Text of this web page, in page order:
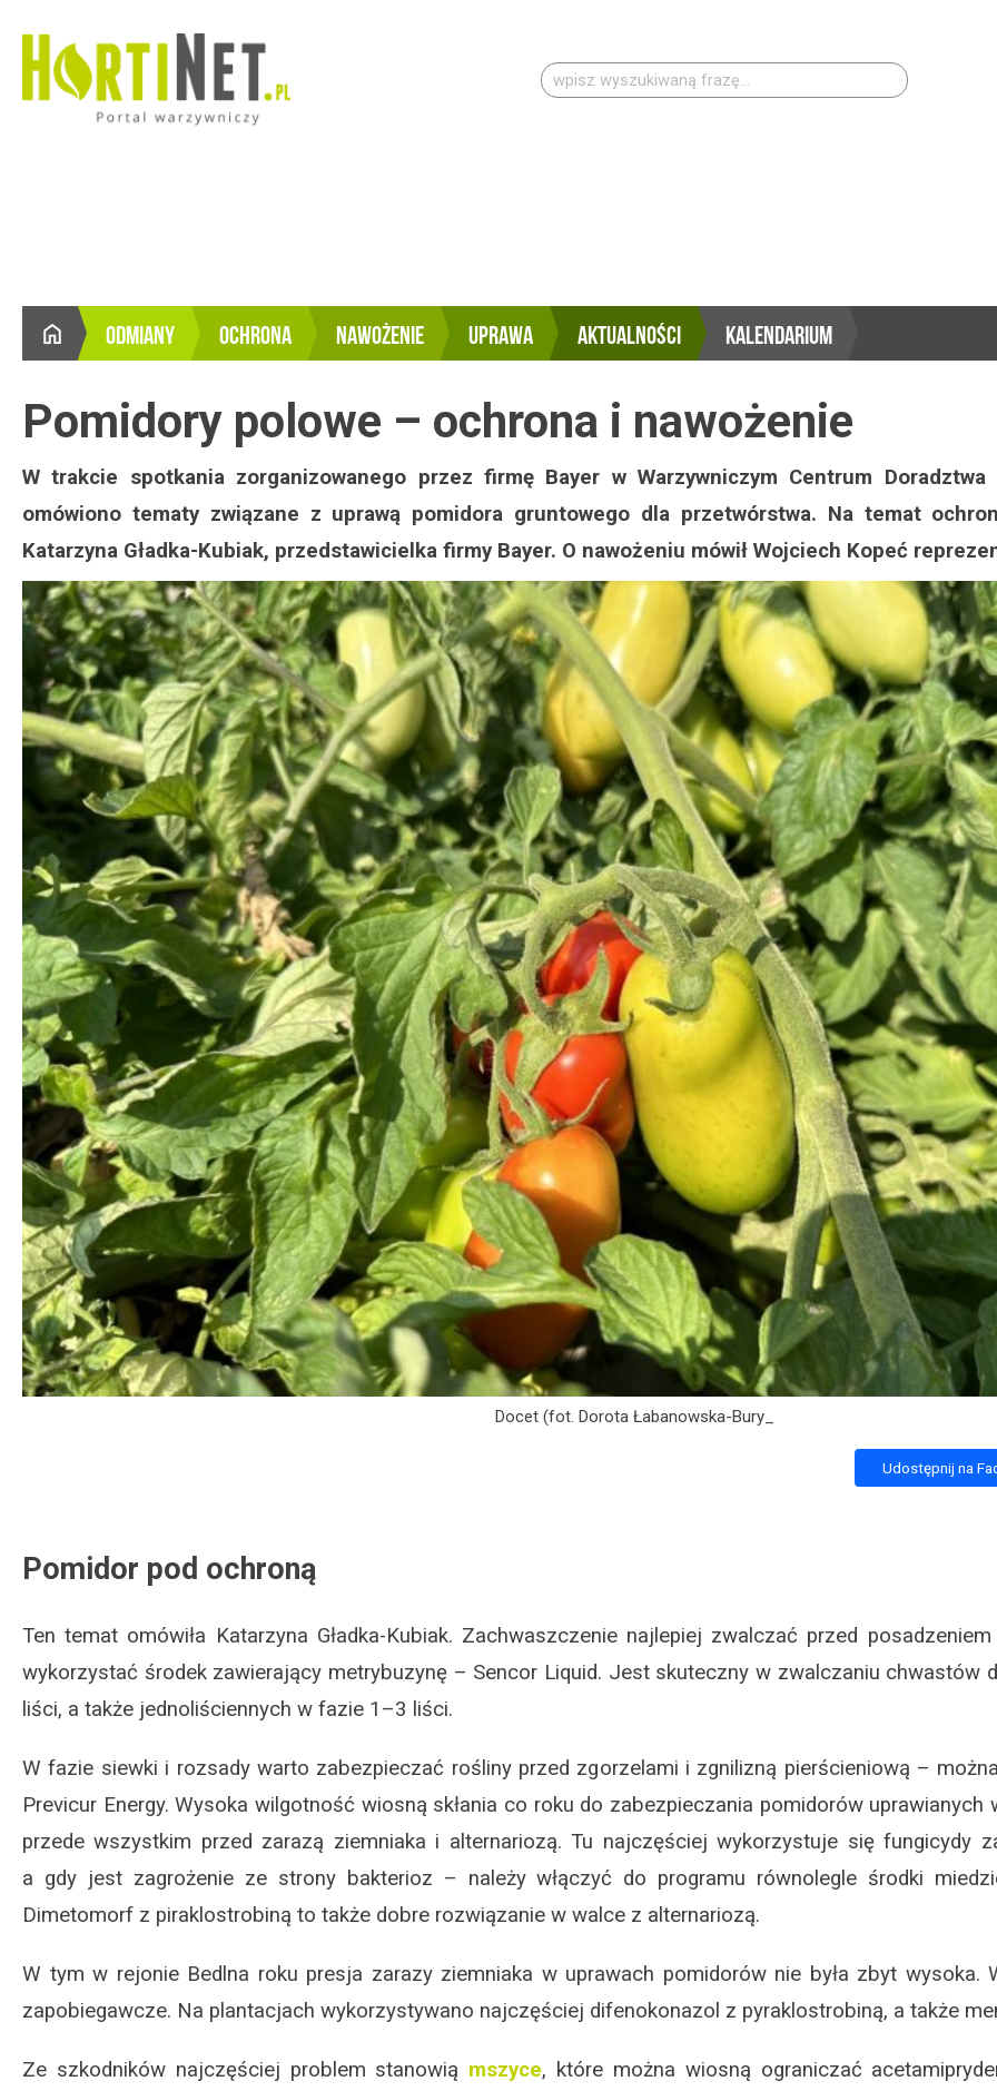
Szukaj:
STRONA
ODMIANY OCHRONA NAWOŻENIE UPRAWA AKTUALNOŚCI KALENDARIUM
Pomidory polowe – ochrona i nawożenie
W trakcie spotkania zorganizowanego przez firmę Bayer w Warzywniczym Centrum
omówiono tematy związane z uprawą pomidora gruntowego dla przetwórstwa. Na temat
Katarzyna Gładka-Kubiak, przedstawicielka firmy Bayer. O nawożeniu mówił Wojciech Kopeć
Docet (fot. Dorota Łabanowska-Bury_
Udostępnij na
Pomidor pod ochroną
Ten temat omówiła Katarzyna Gładka-Kubiak. Zachwaszczenie najlepiej zwalczać przed
wykorzystać środek zawierający metrybuzynę – Sencor Liquid. Jest skuteczny w zwalczaniu chwastów
liści, a także jednoliściennych w fazie 1–3 liści.
W fazie siewki i rozsady warto zabezpieczać rośliny przed zgorzelami i zgnilizną pierścieniową –
Previcur Energy. Wysoka wilgotność wiosną skłania co roku do zabezpieczania pomidorów uprawianych
przede wszystkim przed zarazą ziemniaka i alternariozą. Tu najczęściej wykorzystuje się fungicydy
a gdy jest zagrożenie ze strony bakterioz – należy włączyć do programu równolegle środki
Dimetomorf z piraklostrobiną to także dobre rozwiązanie w walce z alternariozą.
W tym w rejonie Bedlna roku presja zarazy ziemniaka w uprawach pomidorów nie była zbyt wysoka.
zapobiegawcze. Na plantacjach wykorzystywano najczęściej difenokonazol z pyraklostrobiną, a także
Ze szkodników najczęściej problem stanowią mszyce, które można wiosną ograniczać